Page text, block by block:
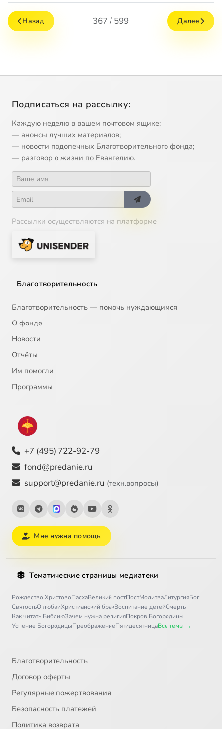
Назад 367 / 599 Далее
Подписаться на рассылку:
Каждую неделю в вашем почтовом ящике:
— анонсы лучших материалов;
— новости подопечных Благотворительного фонда;
— разговор о жизни по Евангелию.
Рассылки осуществляются на платформе
Благотворительность
Благотворительность — помочь нуждающимся
О фонде
Новости
Отчёты
Им помогли
Программы
+7 (495) 722-92-79
fond@predanie.ru
support@predanie.ru (техн.вопросы)
Мне нужна помощь
Тематические страницы медиатеки
Рождество ХристовоПасхаВеликий постПостМолитваЛитургияБог
СвятостьО любвиХристианский бракВоспитание детейСмерть
Как читать БиблиюЗачем нужна религияПокров Богородицы
Успение БогородицыПреображениеПятидесятницаВсе темы →
Благотворительность
Договор оферты
Регулярные пожертвования
Безопасность платежей
Политика возврата